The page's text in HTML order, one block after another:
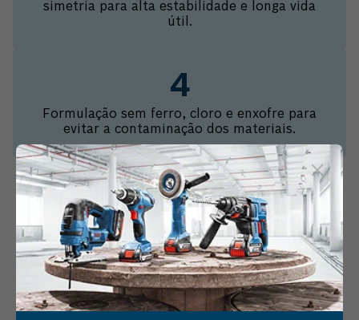
simetria para alta estabilidade e longa vida
útil.
Formulação sem ferro, cloro e enxofre para
evitar a contaminação dos materiais.
COMPRE JUNTO
DISCO DE DESBASTE BOSCH
PRO METAL DEPRIMIDO
Vendido e entregue por
Minas Ferramentas